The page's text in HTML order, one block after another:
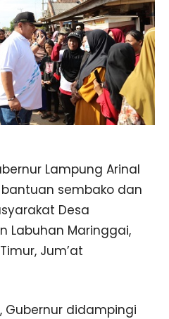
Lampung Arinal
sembako dan
Desa
Labuhan Maringgai,
Jum’at
Gubernur didampingi